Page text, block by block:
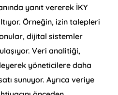
yanıt vererek İKY
Örneğin, izin talepleri
dijital sistemler
Veri analitiği,
yöneticilere daha
sunuyor. Ayrıca veriye